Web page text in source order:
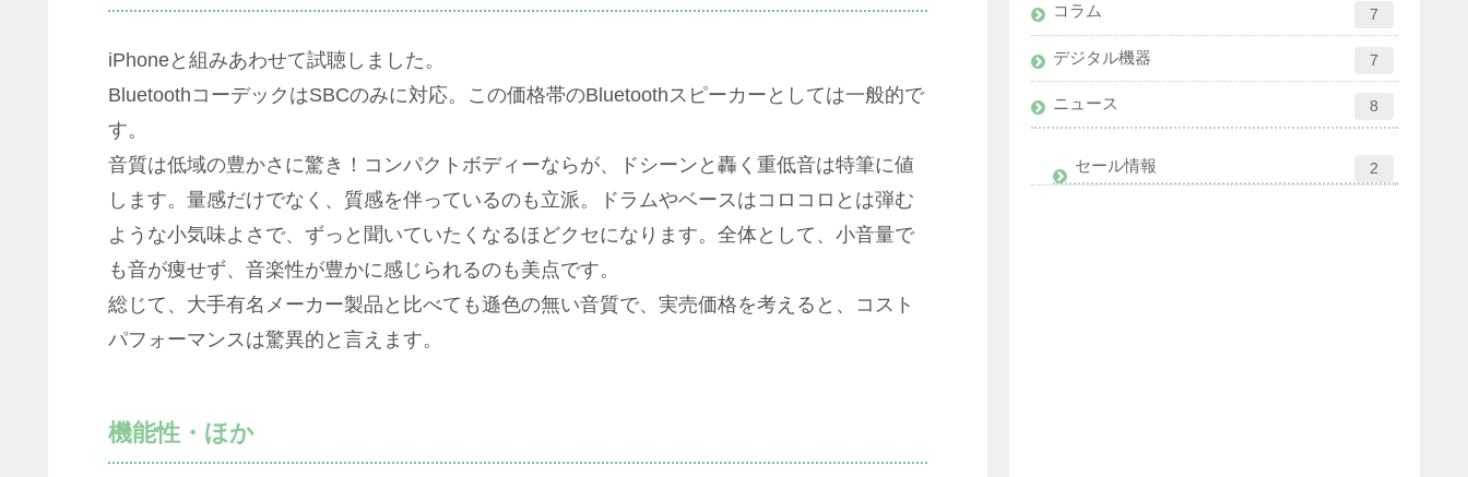
iPhoneと組みあわせて試聴しました。
BluetoothコーデックはSBCのみに対応。この価格帯のBluetoothスピーカーとしては一般的で
す。
音質は低域の豊かさに驚き！コンパクトボディーならが、ドシーンと轟く重低音は特筆に値
します。量感だけでなく、質感を伴っているのも立派。ドラムやベースはコロコロとは弾む
ような小気味よさで、ずっと聞いていたくなるほどクセになります。全体として、小音量で
も音が痩せず、音楽性が豊かに感じられるのも美点です。
総じて、大手有名メーカー製品と比べても遜色の無い音質で、実売価格を考えると、コスト
パフォーマンスは驚異的と言えます。
機能性・ほか
コラム 7
デジタル機器 7
ニュース 8
セール情報 2